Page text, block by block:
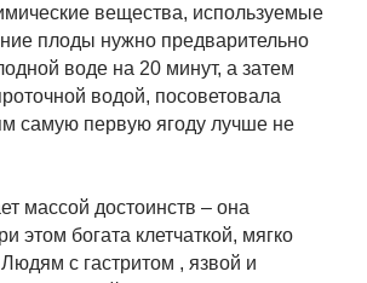
вещества, используемые
плоды нужно предварительно
воде на 20 минут, а затем
водой, посоветовала
самую первую ягоду лучше не
массой достоинств – она
этом богата клетчаткой, мягко
с гастритом , язвой и